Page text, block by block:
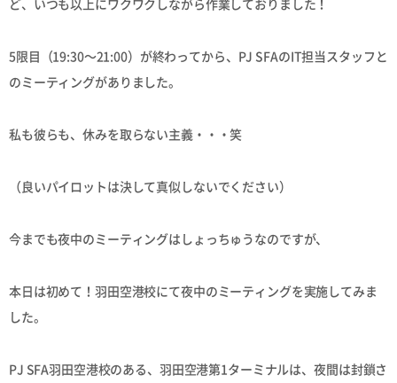
ど、いつも以上にワクワクしながら作業しておりました！
5限目（19:30〜21:00）が終わってから、PJ SFAのIT担当スタッフと
のミーティングがありました。
私も彼らも、休みを取らない主義・・・笑
（良いパイロットは決して真似しないでください）
今までも夜中のミーティングはしょっちゅうなのですが、
本日は初めて！羽田空港校にて夜中のミーティングを実施してみま
した。
PJ SFA羽田空港校のある、羽田空港第1ターミナルは、夜間は封鎖さ